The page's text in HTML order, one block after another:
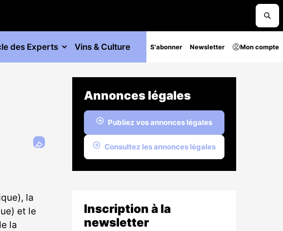
des Experts Vins & Culture S'abonner Newsletter Mon compte
la
et le
la
Annonces légales
Publiez vos annonces légales
Consultez les annonces légales
Inscription à la
newsletter